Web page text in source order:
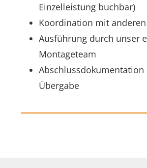
Einzelleistung buchbar)
Koordination mit anderen
Ausführung durch unser
Montageteam
Abschlussdokumentation
Übergabe